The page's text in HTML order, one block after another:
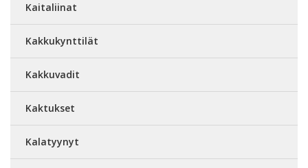
Kaitaliinat
Kakkukynttilät
Kakkuvadit
Kaktukset
Kalatyynyt